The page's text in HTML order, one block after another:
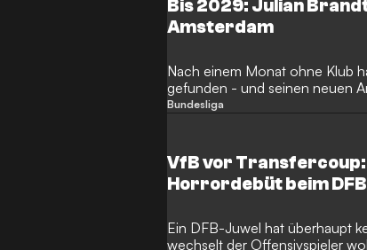
Bis 2029: Julian
Amsterdam
Nach einem Monat ohne Klub
gefunden - und seinen neuen
glücklich gemacht.
Bundesliga
VfB vor
Horrordebüt beim
Ein DFB-Juwel hat überhaupt
wechselt der Offensivspieler